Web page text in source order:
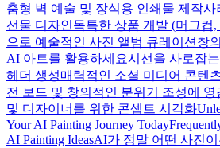
춤형 벽 예술 및 장식용 인쇄물 제작사
선물 디자인독특한 상품 개발 (머그컵
으로 예술적인 사진 앨범 큐레이션 창
AI 아트를 활용하세요시선을 사로잡
헤더 생성매력적인 소셜 미디어 콘텐
전 보드 및 창의적인 분위기 조성에 영
및 디자이너를 위한 콘셉트 시각화
Your AI Painting Journey Today
AI Painting IdeasAI가 정말 어떤 사진